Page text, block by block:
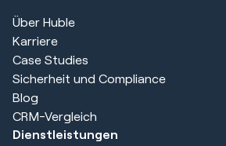
Über Huble
Karriere
Case Studies
Sicherheit und Compliance
Blog
CRM-Vergleich
Dienstleistungen